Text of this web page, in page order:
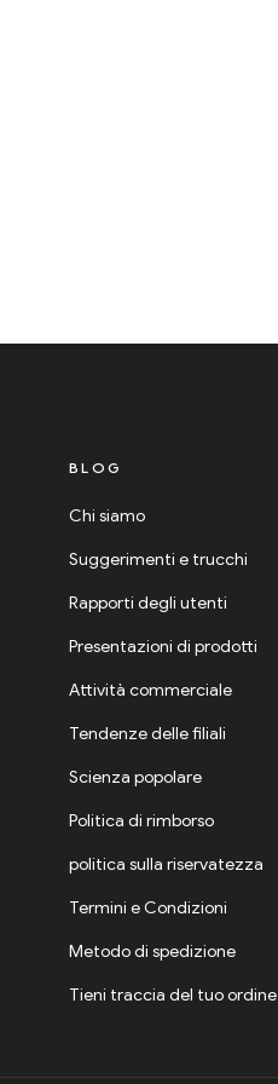
BLOG
Chi siamo
Suggerimenti e trucchi
Rapporti degli utenti
Presentazioni di prodotti
Attività commerciale
Tendenze delle filiali
Scienza popolare
Politica di rimborso
politica sulla riservatezza
Termini e Condizioni
Metodo di spedizione
Tieni traccia del tuo ordine